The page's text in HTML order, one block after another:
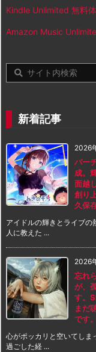
Kindle Unlimited 無料
Amazon Music
新着記事
2026
バー
成。
面越
創り
久保
アイドルの輝きとライブ
人に教えた ...
2026
忘れ
が、
す。
まだ
です。
心がポッカリと空いてしま
過ごした経 ...